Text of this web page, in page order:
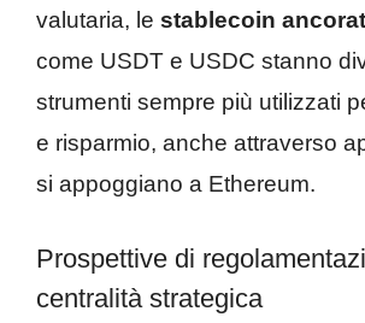
valutaria, le stablecoin
come USDT e USDC stanno
strumenti sempre più utilizzati
e risparmio, anche attraverso
si appoggiano a Ethereum.
Prospettive di
centralità strategica